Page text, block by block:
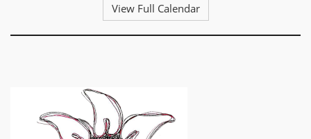
View Full Calendar